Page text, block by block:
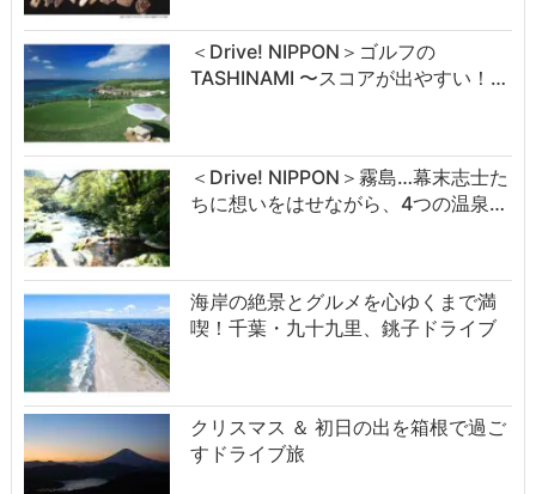
＜Drive! NIPPON＞ゴルフの
TASHINAMI 〜スコアが出やすい！…
＜Drive! NIPPON＞霧島…幕末志士た
ちに想いをはせながら、4つの温泉…
海岸の絶景とグルメを心ゆくまで満
喫！千葉・九十九里、銚子ドライブ
クリスマス ＆ 初日の出を箱根で過ご
すドライブ旅